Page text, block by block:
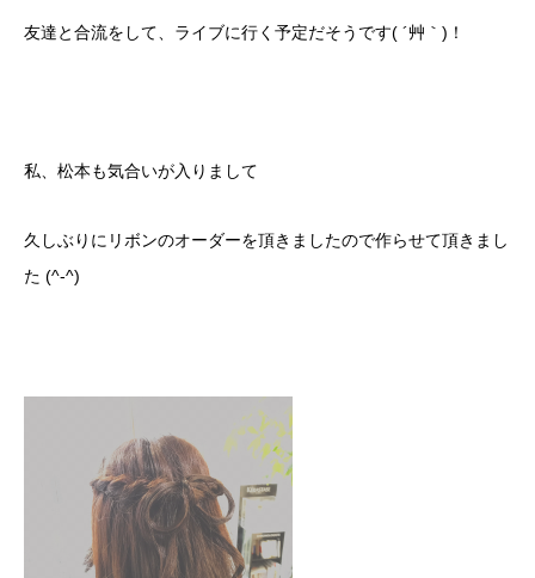
友達と合流をして、ライブに行く予定だそうです( ´艸｀)！
私、松本も気合いが入りまして
久しぶりにリボンのオーダーを頂きましたので作らせて頂きまし
た (^-^)